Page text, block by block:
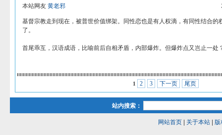
本站网友 黄老邪
基督宗教走到现在，被普世价值绑架。同性恋也是有人权滴，有同性结合的
了。
首尾乖互，汉语成语，比喻前后自相矛盾，内部爆炸。但爆炸点又岂止一处
1 2 3 下一页 尾页
站内搜索：
网站首页| 关于本站| 版